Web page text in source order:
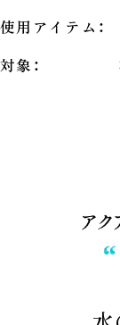
使用アイテム：
対象：